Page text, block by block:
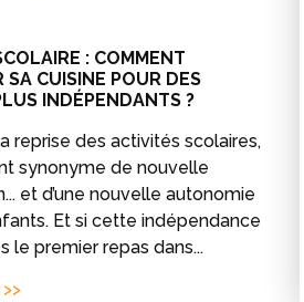
: COMMENT
SA CUISINE POUR DES
INDÉPENDANTS ?
reprise des activités scolaires,
synonyme de nouvelle
et d’une nouvelle autonomie
Et si cette indépendance
le premier repas dans...